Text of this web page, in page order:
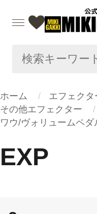
ホーム
エフェクタ
その他エフェクター
ワウ/ヴォリュームペダ
EXP